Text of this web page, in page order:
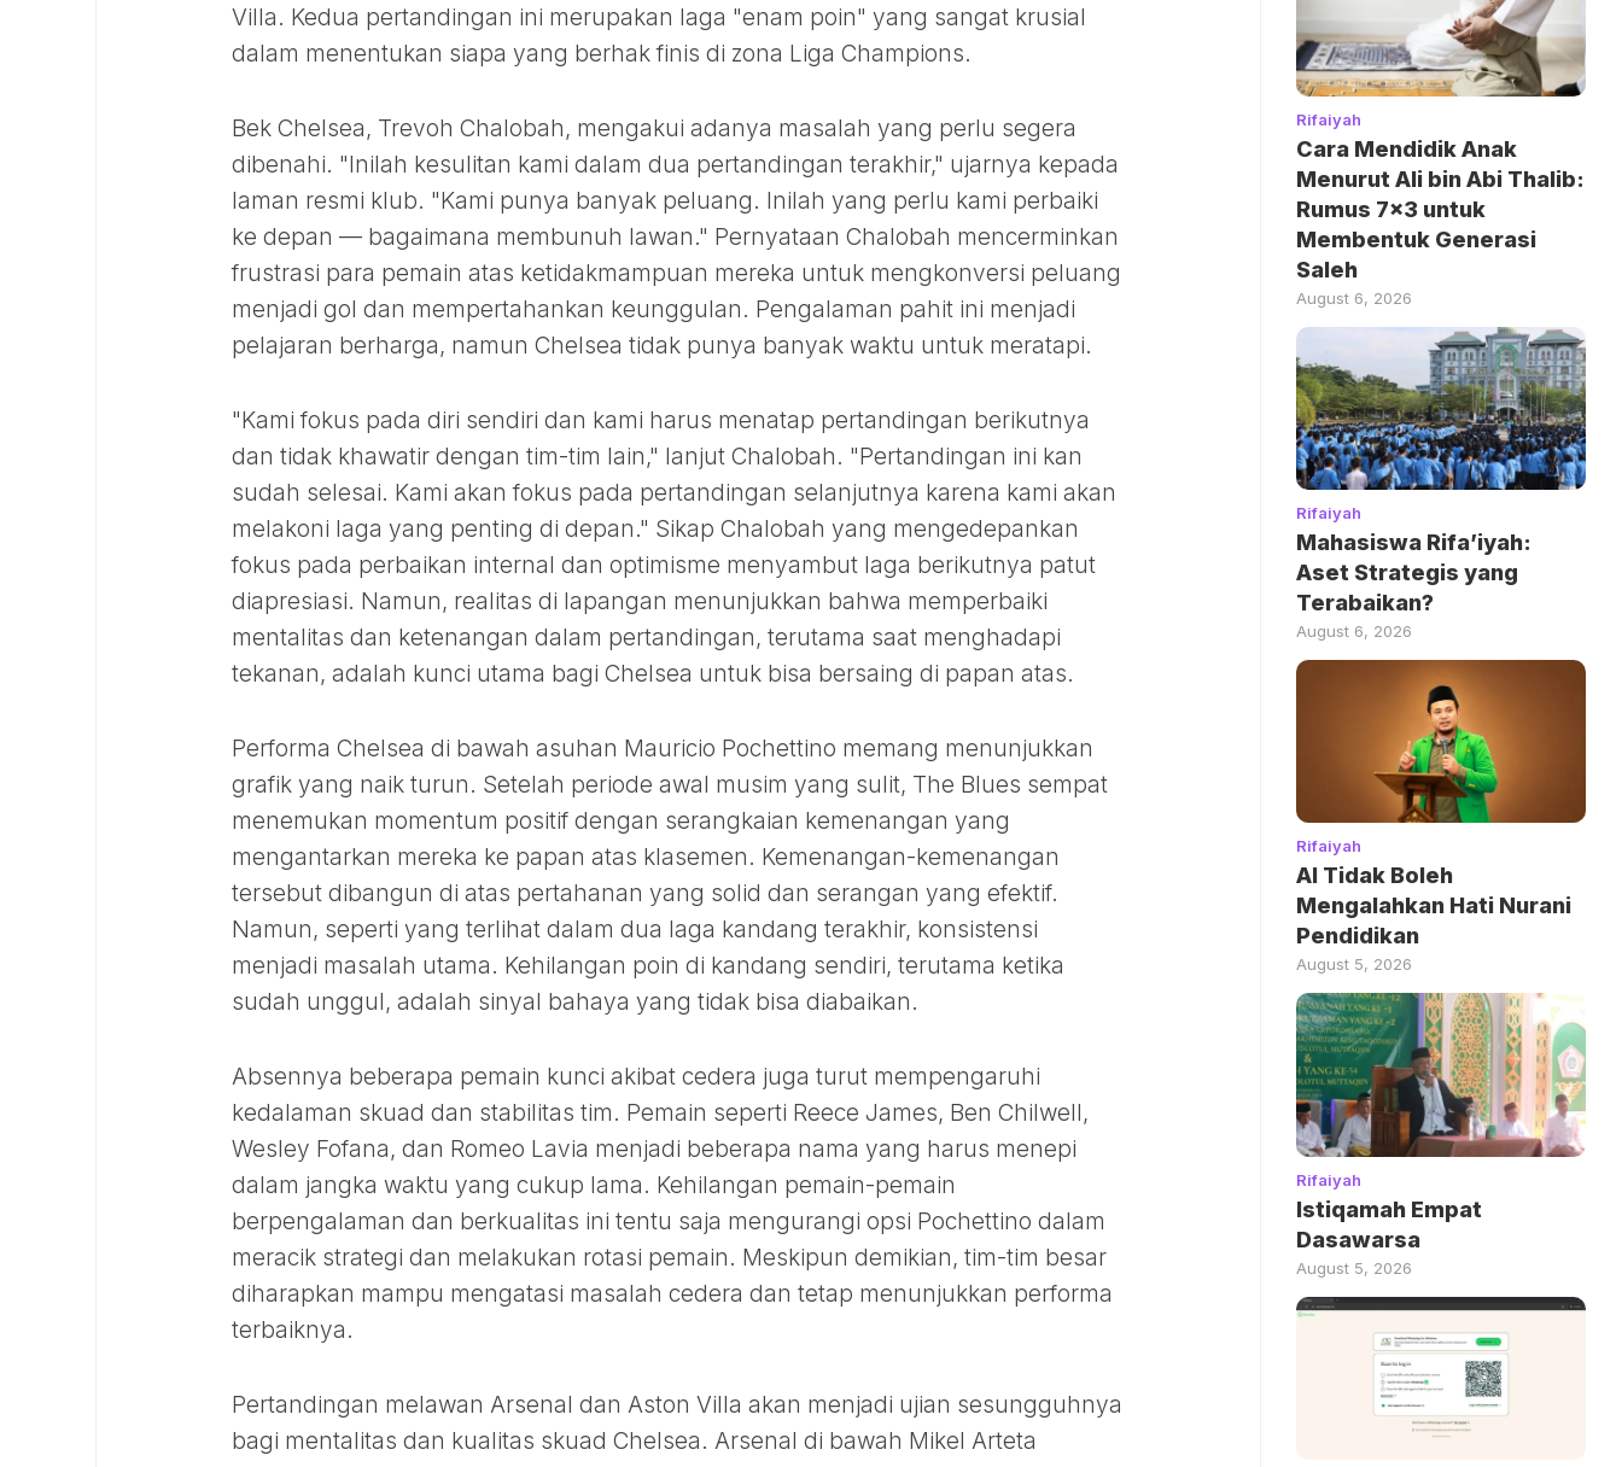
Villa. Kedua pertandingan ini merupakan laga "enam poin" yang sangat krusial
dalam menentukan siapa yang berhak finis di zona Liga Champions.
Bek Chelsea, Trevoh Chalobah, mengakui adanya masalah yang perlu segera
dibenahi. "Inilah kesulitan kami dalam dua pertandingan terakhir," ujarnya kepada
laman resmi klub. "Kami punya banyak peluang. Inilah yang perlu kami perbaiki
ke depan — bagaimana membunuh lawan." Pernyataan Chalobah mencerminkan
frustrasi para pemain atas ketidakmampuan mereka untuk mengkonversi peluang
menjadi gol dan mempertahankan keunggulan. Pengalaman pahit ini menjadi
pelajaran berharga, namun Chelsea tidak punya banyak waktu untuk meratapi.
"Kami fokus pada diri sendiri dan kami harus menatap pertandingan berikutnya
dan tidak khawatir dengan tim-tim lain," lanjut Chalobah. "Pertandingan ini kan
sudah selesai. Kami akan fokus pada pertandingan selanjutnya karena kami akan
melakoni laga yang penting di depan." Sikap Chalobah yang mengedepankan
fokus pada perbaikan internal dan optimisme menyambut laga berikutnya patut
diapresiasi. Namun, realitas di lapangan menunjukkan bahwa memperbaiki
mentalitas dan ketenangan dalam pertandingan, terutama saat menghadapi
tekanan, adalah kunci utama bagi Chelsea untuk bisa bersaing di papan atas.
Performa Chelsea di bawah asuhan Mauricio Pochettino memang menunjukkan
grafik yang naik turun. Setelah periode awal musim yang sulit, The Blues sempat
menemukan momentum positif dengan serangkaian kemenangan yang
mengantarkan mereka ke papan atas klasemen. Kemenangan-kemenangan
tersebut dibangun di atas pertahanan yang solid dan serangan yang efektif.
Namun, seperti yang terlihat dalam dua laga kandang terakhir, konsistensi
menjadi masalah utama. Kehilangan poin di kandang sendiri, terutama ketika
sudah unggul, adalah sinyal bahaya yang tidak bisa diabaikan.
Absennya beberapa pemain kunci akibat cedera juga turut mempengaruhi
kedalaman skuad dan stabilitas tim. Pemain seperti Reece James, Ben Chilwell,
Wesley Fofana, dan Romeo Lavia menjadi beberapa nama yang harus menepi
dalam jangka waktu yang cukup lama. Kehilangan pemain-pemain
berpengalaman dan berkualitas ini tentu saja mengurangi opsi Pochettino dalam
meracik strategi dan melakukan rotasi pemain. Meskipun demikian, tim-tim besar
diharapkan mampu mengatasi masalah cedera dan tetap menunjukkan performa
terbaiknya.
Pertandingan melawan Arsenal dan Aston Villa akan menjadi ujian sesungguhnya
bagi mentalitas dan kualitas skuad Chelsea. Arsenal di bawah Mikel Arteta
Rifaiyah
Cara Mendidik Anak
Menurut Ali bin Abi Thalib:
Rumus 7×3 untuk
Membentuk Generasi
Saleh
August 6, 2026
Rifaiyah
Mahasiswa Rifa’iyah:
Aset Strategis yang
Terabaikan?
August 6, 2026
Rifaiyah
AI Tidak Boleh
Mengalahkan Hati Nurani
Pendidikan
August 5, 2026
Rifaiyah
Istiqamah Empat
Dasawarsa
August 5, 2026